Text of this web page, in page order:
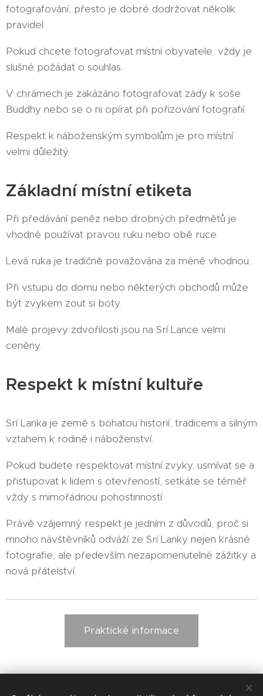
fotografování, přesto je dobré dodržovat několik
pravidel.
Pokud chcete fotografovat místní obyvatele, vždy je
slušné požádat o souhlas.
V chrámech je zakázáno fotografovat zády k soše
Buddhy nebo se o ni opírat při pořizování fotografií.
Respekt k náboženským symbolům je pro místní
velmi důležitý.
Základní místní etiketa
Při předávání peněz nebo drobných předmětů je
vhodné používat pravou ruku nebo obě ruce.
Levá ruka je tradičně považována za méně vhodnou.
Při vstupu do domu nebo některých obchodů může
být zvykem zout si boty.
Malé projevy zdvořilosti jsou na Srí Lance velmi
ceněny.
Respekt k místní kultuře
Srí Lanka je země s bohatou historií, tradicemi a silným
vztahem k rodině i náboženství.
Pokud budete respektovat místní zvyky, usmívat se a
přistupovat k lidem s otevřeností, setkáte se téměř
vždy s mimořádnou pohostinností.
Právě vzájemný respekt je jedním z důvodů, proč si
mnoho návštěvníků odváží ze Srí Lanky nejen krásné
fotografie, ale především nezapomenutelné zážitky a
nová přátelství.
Praktické informace